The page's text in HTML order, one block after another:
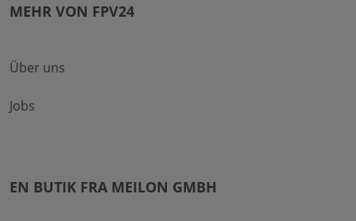
MEHR VON FPV24
Über uns
Jobs
EN BUTIK FRA MEILON GMBH